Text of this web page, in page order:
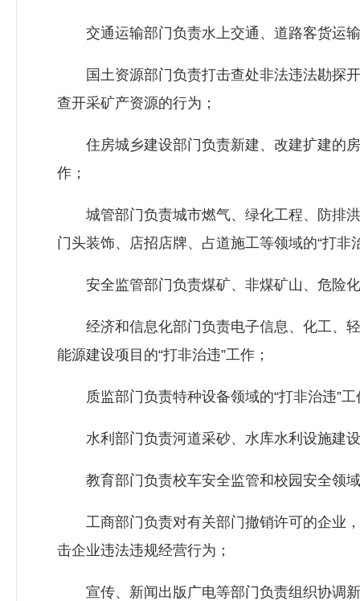
交通运输部门负责水上交通、道路客货运输
国土资源部门负责打击查处非法违法勘探开
查开采矿产资源的行为；
住房城乡建设部门负责新建、改建扩建的房
作；
城管部门负责城市燃气、绿化工程、防排洪
门头装饰、店招店牌、占道施工等领域的“打非
安全监管部门负责煤矿、非煤矿山、危险化
经济和信息化部门负责电子信息、化工、轻
能源建设项目的“打非治违”工作；
质监部门负责特种设备领域的“打非治违”工
水利部门负责河道采砂、水库水利设施建设
教育部门负责校车安全监管和校园安全领域
工商部门负责对有关部门撤销许可的企业，
击企业违法违规经营行为；
宣传、新闻出版广电等部门负责组织协调新